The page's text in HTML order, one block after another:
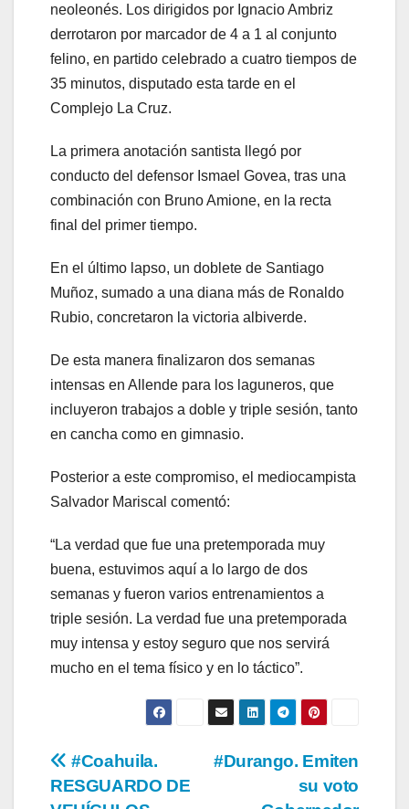
neoleonés. Los dirigidos por Ignacio Ambriz
derrotaron por marcador de 4 a 1 al conjunto
felino, en partido celebrado a cuatro tiempos de
35 minutos, disputado esta tarde en el
Complejo La Cruz.
La primera anotación santista llegó por
conducto del defensor Ismael Govea, tras una
combinación con Bruno Amione, en la recta
final del primer tiempo.
En el último lapso, un doblete de Santiago
Muñoz, sumado a una diana más de Ronaldo
Rubio, concretaron la victoria albiverde.
De esta manera finalizaron dos semanas
intensas en Allende para los laguneros, que
incluyeron trabajos a doble y triple sesión, tanto
en cancha como en gimnasio.
Posterior a este compromiso, el mediocampista
Salvador Mariscal comentó:
“La verdad que fue una pretemporada muy
buena, estuvimos aquí a lo largo de dos
semanas y fueron varios entrenamientos a
triple sesión. La verdad fue una pretemporada
muy intensa y estoy seguro que nos servirá
mucho en el tema físico y en lo táctico”.
Navegación#Durango. Emiten
su voto
#Coahuila.
RESGUARDO DE